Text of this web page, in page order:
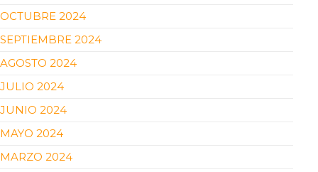
OCTUBRE 2024
SEPTIEMBRE 2024
AGOSTO 2024
JULIO 2024
JUNIO 2024
MAYO 2024
MARZO 2024